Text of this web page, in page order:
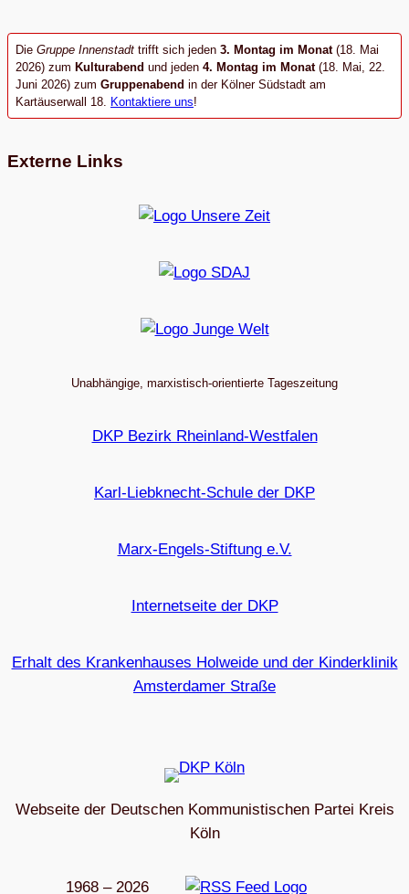
Die Gruppe Innenstadt trifft sich jeden 3. Montag im Monat (18. Mai
2026) zum Kulturabend und jeden 4. Montag im Monat(18. Mai, 22.
Juni 2026) zum Gruppenabend in der Kölner Südstadt am
Kartäuserwall 18. Kontaktiere uns!
Externe Links
Unabhängige, marxistisch-orientierte Tageszeitung
DKP Bezirk Rheinland-Westfalen
Karl-Liebknecht-Schule der DKP
Marx-Engels-Stiftung e.V.
Internetseite der DKP
Erhalt des Krankenhauses Holweide und der Kinderklinik
Amsterdamer Straße
Webseite der Deutschen Kommunistischen Partei Kreis
Köln
1968 – 2026